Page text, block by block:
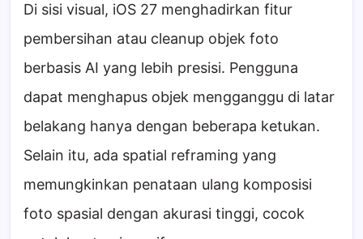
Di sisi visual, iOS 27 menghadirkan fitur
pembersihan atau cleanup objek foto
berbasis AI yang lebih presisi. Pengguna
dapat menghapus objek mengganggu di latar
belakang hanya dengan beberapa ketukan.
Selain itu, ada spatial reframing yang
memungkinkan penataan ulang komposisi
foto spasial dengan akurasi tinggi, cocok